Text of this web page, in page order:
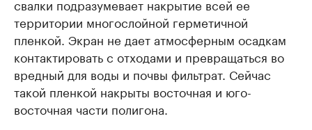
свалки подразумевает накрытие всей ее
территории многослойной герметичной
пленкой. Экран не дает атмосферным осадкам
контактировать с отходами и превращаться во
вредный для воды и почвы фильтрат. Сейчас
такой пленкой накрыты восточная и юго-
восточная части полигона.